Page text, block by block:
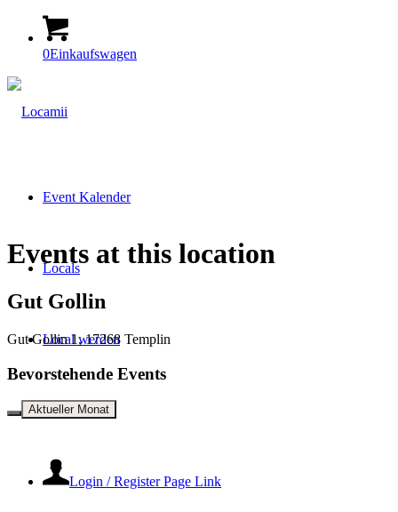
0Einkaufswagen
Event Kalender
Locals
Local werden
Kontakt
Login / Register Page Link
Events at this location
Gut Gollin
Gut Gollin 1, 17268 Templin
Bevorstehende Events
Aktueller Monat